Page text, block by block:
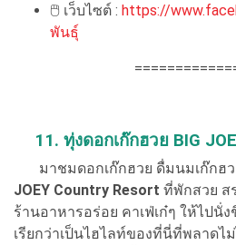
🖱 เว็บไซต์ : https://
พันธุ์
11. ทุ่งดอกเก๊กฮวย BIG
มาชมดอกเก๊กฮวย ดื่มนมเก๊กฮว
JOEY Country Resort ที่พักสวย ส
ร้านอาหารอร่อย คาเฟ่เก๋ๆ ให้ไปนั่
เรียกว่าเป็นไฮไลท์ของที่นี่ที่พลาดไ